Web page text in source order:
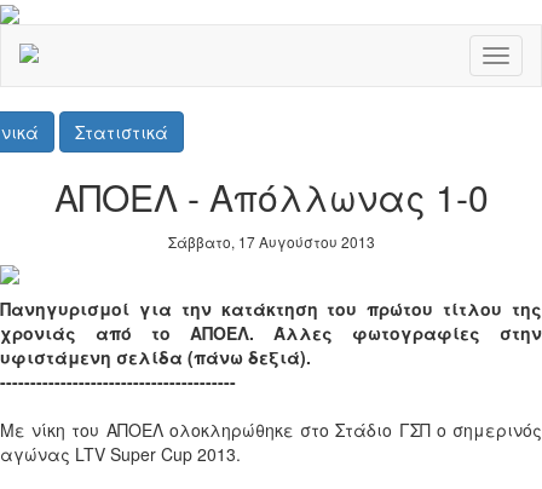
Στατιστικά
ΑΠΟΕΛ - Απόλλωνας 1-0
Σάββατο, 17 Αυγούστου 2013
Πανηγυρισμοί για την κατάκτηση του πρώτου τίτλου της
χρονιάς από το ΑΠΟΕΛ. Άλλες φωτογραφίες στην
υφιστάμενη σελίδα (πάνω δεξιά).
---------------------------------------
Με νίκη του ΑΠΟΕΛ ολοκληρώθηκε στο Στάδιο ΓΣΠ ο σημερινός
αγώνας LTV Super Cup 2013.